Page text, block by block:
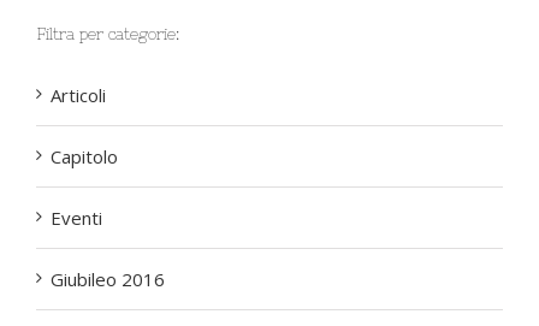
Filtra per categorie:
Articoli
Capitolo
Eventi
Giubileo 2016